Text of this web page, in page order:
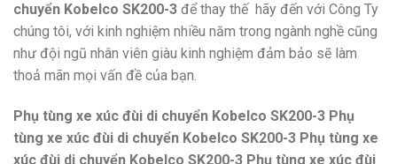
chuyển Kobelco SK200-3 để thay thế hãy đến với Công Ty
chúng tôi, với kinh nghiệm nhiều năm trong ngành nghề cũng
như đội ngũ nhân viên giàu kinh nghiệm đảm bảo sẽ làm
thoả mãn mọi vấn đề của bạn.
Phụ tùng xe xúc đùi di chuyển Kobelco SK200-3 Phụ
tùng xe xúc đùi di chuyển Kobelco SK200-3 Phụ tùng xe
xúc đùi di chuyển Kobelco SK200-3 Phụ tùng xe xúc đùi